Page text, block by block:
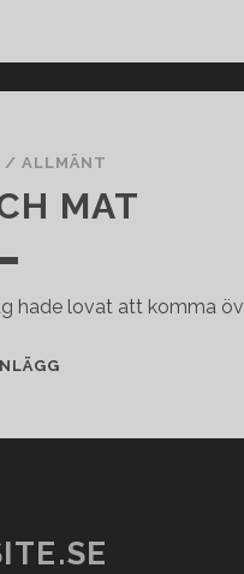
/ ALLMÄNT
MAT
hade lovat att komma
KACKEL